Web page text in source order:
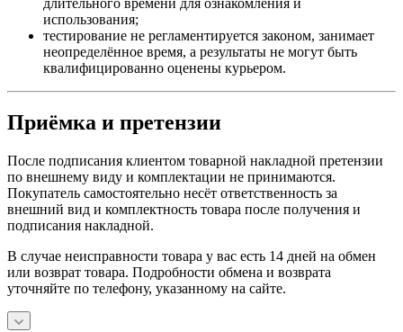
длительного времени для ознакомления и
использования;
тестирование не регламентируется законом, занимает
неопределённое время, а результаты не могут быть
квалифицированно оценены курьером.
Приёмка и претензии
После подписания клиентом товарной накладной претензии
по внешнему виду и комплектации не принимаются.
Покупатель самостоятельно несёт ответственность за
внешний вид и комплектность товара после получения и
подписания накладной.
В случае неисправности товара у вас есть 14 дней на обмен
или возврат товара. Подробности обмена и возврата
уточняйте по телефону, указанному на сайте.